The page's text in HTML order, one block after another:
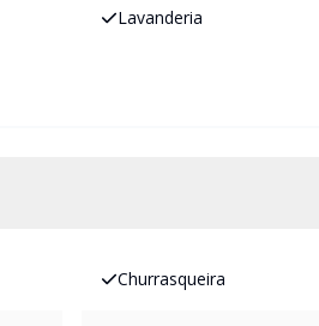
Lavanderia
Churrasqueira